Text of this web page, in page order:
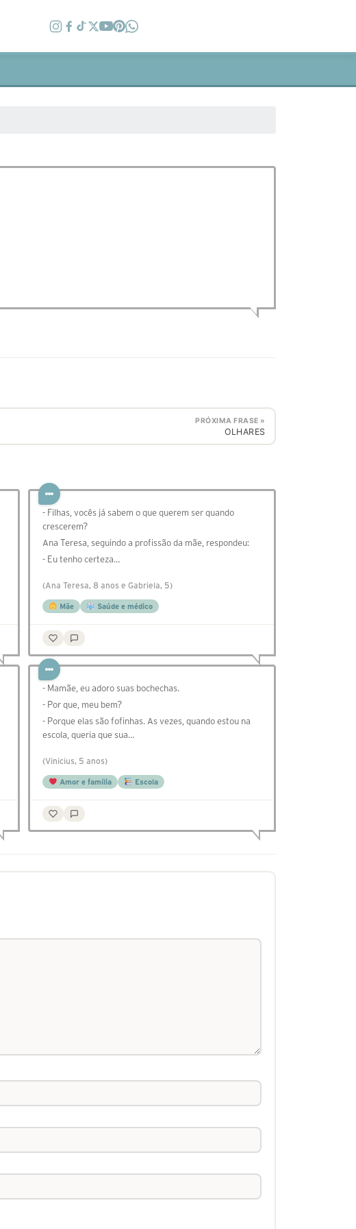
PRÓXIMA FRASE »
OLHARES
- Filhas, vocês já sabem o que querem ser quando
crescerem?
Ana Teresa, seguindo a profissão da mãe, respondeu:
- Eu tenho certeza…
(Ana Teresa, 8 anos e Gabriela, 5)
Mãe Saúde e médico
- Mamãe, eu adoro suas bochechas.
- Por que, meu bem?
- Porque elas são fofinhas. As vezes, quando estou na
escola, queria que sua…
(Vinicius, 5 anos)
Amor e família Escola